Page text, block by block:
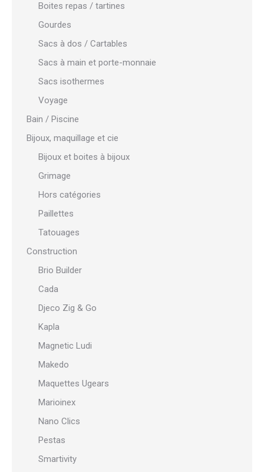
Boites repas / tartines
Gourdes
Sacs à dos / Cartables
Sacs à main et porte-monnaie
Sacs isothermes
Voyage
Bain / Piscine
Bijoux, maquillage et cie
Bijoux et boites à bijoux
Grimage
Hors catégories
Paillettes
Tatouages
Construction
Brio Builder
Cada
Djeco Zig & Go
Kapla
Magnetic Ludi
Makedo
Maquettes Ugears
Marioinex
Nano Clics
Pestas
Smartivity